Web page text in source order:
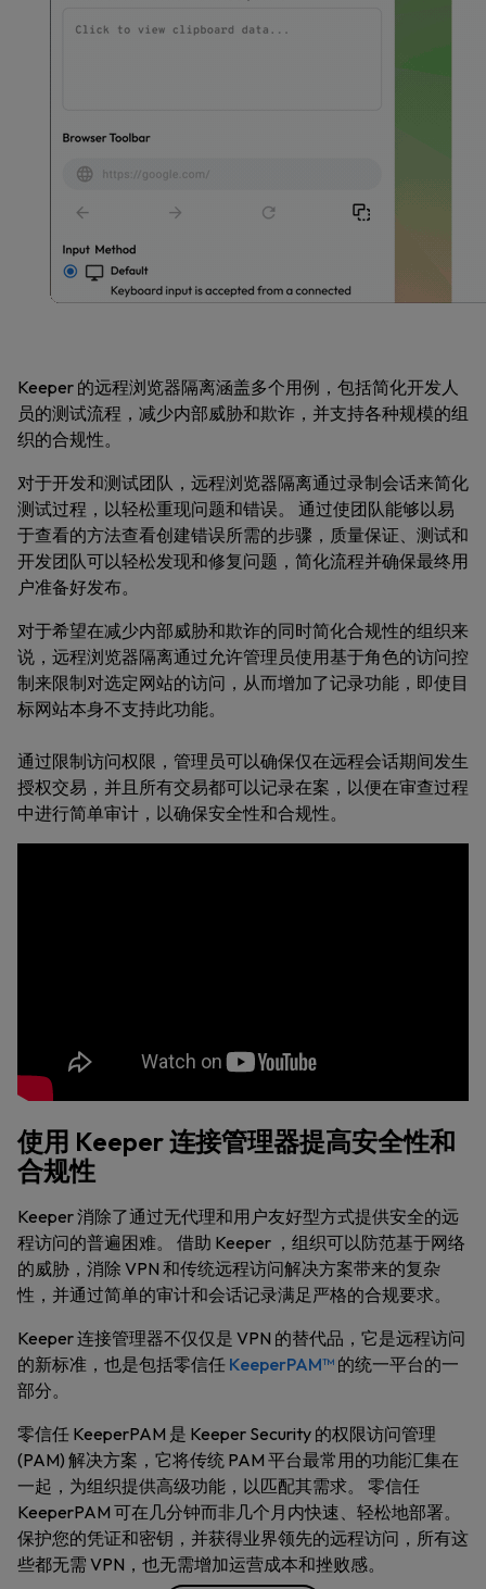
Keeper 的远程浏览器隔离涵盖多个用例，包括简化开发人
员的测试流程，减少内部威胁和欺诈，并支持各种规模的组
织的合规性。
对于开发和测试团队，远程浏览器隔离通过录制会话来简化
测试过程，以轻松重现问题和错误。 通过使团队能够以易
于查看的方法查看创建错误所需的步骤，质量保证、测试和
开发团队可以轻松发现和修复问题，简化流程并确保最终用
户准备好发布。
对于希望在减少内部威胁和欺诈的同时简化合规性的组织来
说，远程浏览器隔离通过允许管理员使用基于角色的访问控
制来限制对选定网站的访问，从而增加了记录功能，即使目
标网站本身不支持此功能。
通过限制访问权限，管理员可以确保仅在远程会话期间发生
授权交易，并且所有交易都可以记录在案，以便在审查过程
中进行简单审计，以确保安全性和合规性。
使用 Keeper 连接管理器提高安全性和
合规性
Keeper 消除了通过无代理和用户友好型方式提供安全的远
程访问的普遍困难。 借助 Keeper ，组织可以防范基于网络
的威胁，消除 VPN 和传统远程访问解决方案带来的复杂
性，并通过简单的审计和会话记录满足严格的合规要求。
Keeper 连接管理器不仅仅是 VPN 的替代品，它是远程访问
的新标准，也是包括零信任 KeeperPAM™ 的统一平台的一
部分。
零信任 KeeperPAM 是 Keeper Security 的权限访问管理
(PAM) 解决方案，它将传统 PAM 平台最常用的功能汇集在
一起，为组织提供高级功能，以匹配其需求。 零信任
KeeperPAM 可在几分钟而非几个月内快速、轻松地部署。
保护您的凭证和密钥，并获得业界领先的远程访问，所有这
些都无需 VPN，也无需增加运营成本和挫败感。